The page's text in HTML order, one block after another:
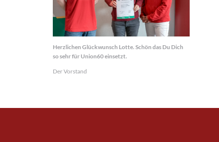
Herzlichen Glückwunsch Lotte. Schön das Du Dich
so sehr für Union60 einsetzt.
Der Vorstand